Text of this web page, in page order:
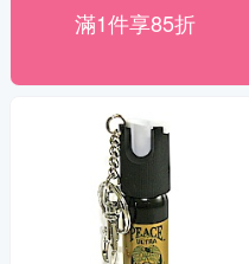
滿1件享85折